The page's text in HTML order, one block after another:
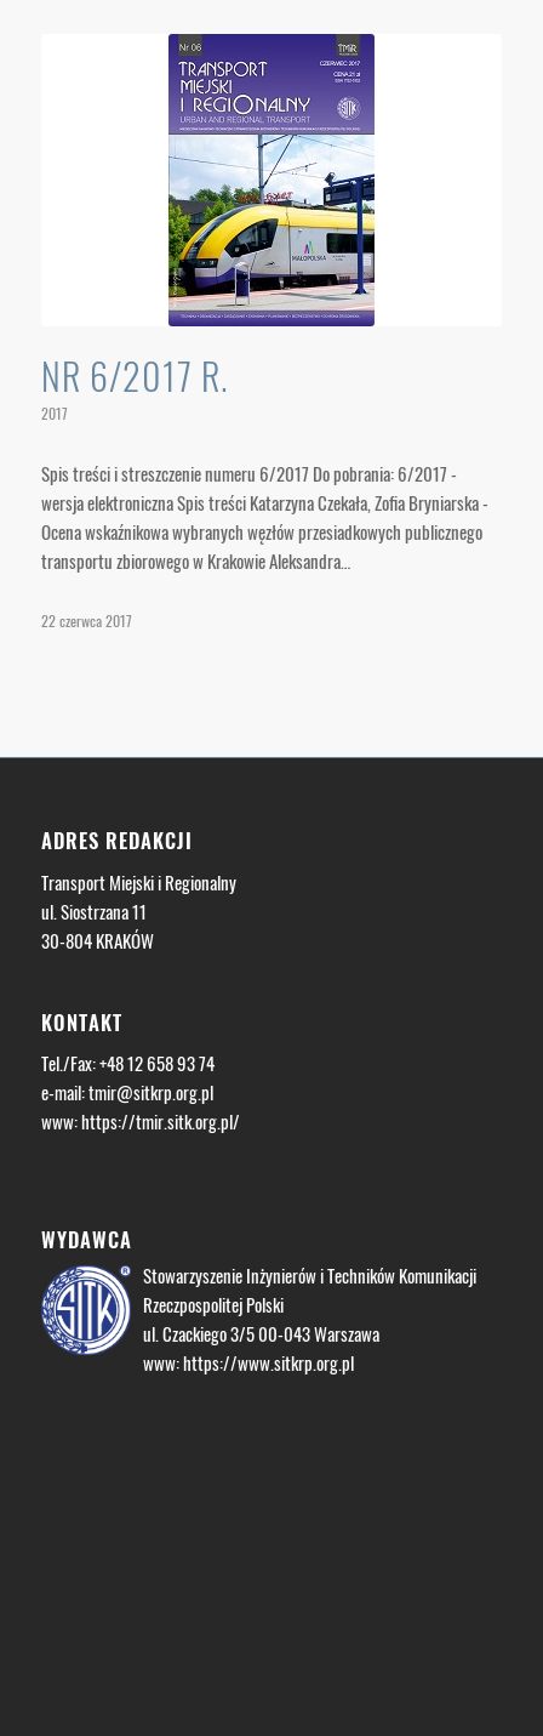
NR 6/2017 R.
2017
Spis treści i streszczenie numeru 6/2017 Do pobrania: 6/2017 -
wersja elektroniczna Spis treści Katarzyna Czekała, Zofia Bryniarska -
Ocena wskaźnikowa wybranych węzłów przesiadkowych publicznego
transportu zbiorowego w Krakowie Aleksandra…
22 czerwca 2017
ADRES REDAKCJI
Transport Miejski i Regionalny
ul. Siostrzana 11
30-804 KRAKÓW
KONTAKT
Tel./Fax: +48 12 658 93 74
e-mail:tmir@sitkrp.org.pl
www:https://tmir.sitk.org.pl/
WYDAWCA
Stowarzyszenie Inżynierów i Techników Komunikacji
Rzeczpospolitej Polski
ul. Czackiego 3/5 00-043 Warszawa
www:https://www.sitkrp.org.pl